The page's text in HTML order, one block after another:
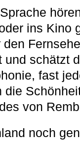
ins Kino
und schätzt
fast
die
von
noch